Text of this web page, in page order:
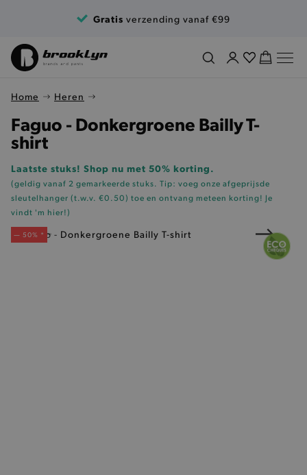
Gratis verzending vanaf €99
Home Heren
Faguo - Donkergroene Bailly T-
shirt
Laatste stuks! Shop nu met 50% korting.
(geldig vanaf 2 gemarkeerde stuks. Tip: voeg onze afgeprijsde
sleutelhanger (t.w.v. €0.50) toe en ontvang meteen korting! Je
vindt 'm hier!)
— 50% *